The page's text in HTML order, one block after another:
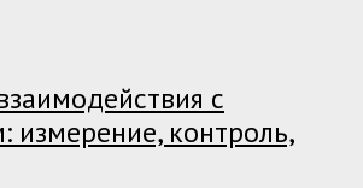
с
измерение, контроль,